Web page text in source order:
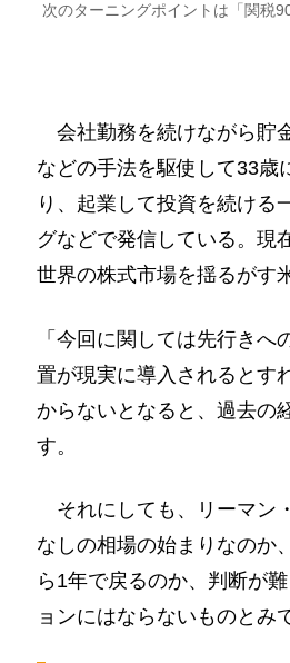
次のターニングポイントは「関税
会社勤務を続けながら貯
などの手法を駆使して33歳
り、起業して投資を続ける
グなどで発信している。現
世界の株式市場を揺るがす
「今回に関しては先行き
置が現実に導入されるとす
からないとなると、過去の
す。
それにしても、リーマン
なしの相場の始まりなのか
ら1年で戻るのか、判断が
ョンにはならないものとみ